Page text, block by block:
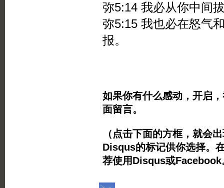
弥5:14 我必从你中间
弥5:15 我也必在怒气
报。
如果你有什么感动，开启
面留言。
（点击下面的方框，就会
Disqus的标记供你选择。
荐使用Disqus或